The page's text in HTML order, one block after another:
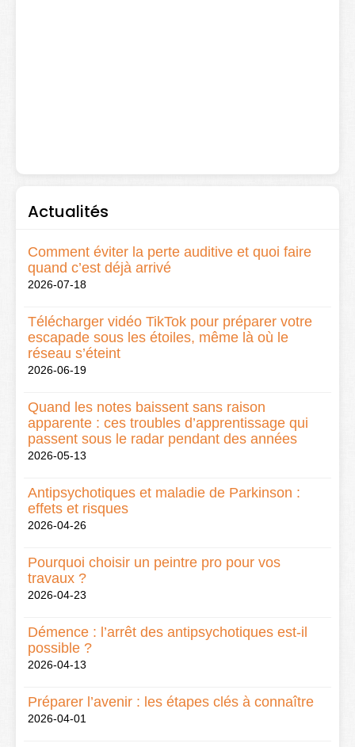
Actualités
Comment éviter la perte auditive et quoi faire
quand c’est déjà arrivé
2026-07-18
Télécharger vidéo TikTok pour préparer votre
escapade sous les étoiles, même là où le
réseau s’éteint
2026-06-19
Quand les notes baissent sans raison
apparente : ces troubles d’apprentissage qui
passent sous le radar pendant des années
2026-05-13
Antipsychotiques et maladie de Parkinson :
effets et risques
2026-04-26
Pourquoi choisir un peintre pro pour vos
travaux ?
2026-04-23
Démence : l’arrêt des antipsychotiques est-il
possible ?
2026-04-13
Préparer l’avenir : les étapes clés à connaître
2026-04-01